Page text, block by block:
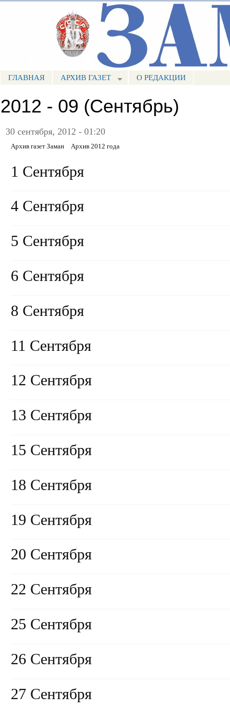
Портал СМИ КБР
МЕНЮ ЗАМАН
ГЛАВНАЯ АРХИВ ГАЗЕТ О РЕДАКЦИИ
2012 - 09 (Сентябрь)
30 сентября, 2012 - 01:20
Архив газет Заман Архив 2012 года
1 Сентября
4 Сентября
5 Сентября
6 Сентября
8 Сентября
11 Сентября
12 Сентября
13 Сентября
15 Сентября
18 Сентября
19 Сентября
20 Сентября
22 Сентября
25 Сентября
26 Сентября
27 Сентября